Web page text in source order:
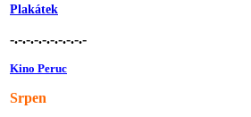
Plakátek
-.-.-.-.-.-.-.-.-.-
Kino Peruc
Srpen